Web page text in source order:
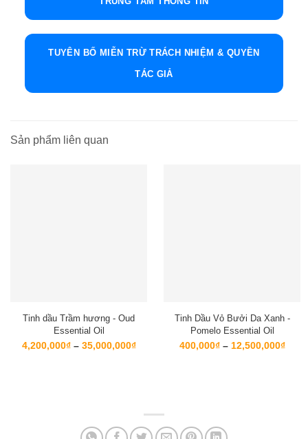
TUYÊN BỐ MIỄN TRỪ TRÁCH NHIỆM & QUYỀN
TÁC GIẢ
Sản phẩm liên quan
Tinh dầu Trầm hương - Oud
Essential Oil
4,200,000₫ – 35,000,000₫Khoảng
Tinh Dầu Vỏ Bưởi Da Xanh -
Pomelo Essential Oil
400,000₫ – 12,500,000₫